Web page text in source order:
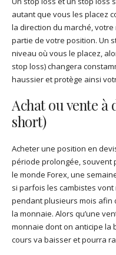
autant que vous les placez
la direction du marché,
partie de votre position. Un
niveau où vous le placez,
stop loss) changera
haussier et protège ainsi
Achat ou vente à
short)
Acheter une position en
période prolongée, souvent
le monde Forex, une
si parfois les cambistes
pendant plusieurs mois afin
la monnaie. Alors qu’une
monnaie dont on anticipe la
cours va baisser et pourra